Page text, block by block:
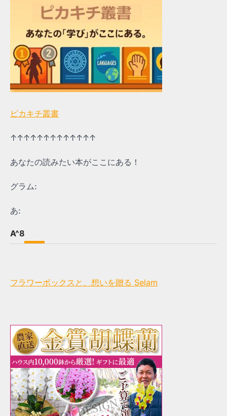
ピカキチ叢書
↑↑↑↑↑↑↑↑↑↑↑↑↑
あなたの読みたい本がここにある！
グラム:
あ:
A^8
フラワーボックスと、想いを贈る Selam